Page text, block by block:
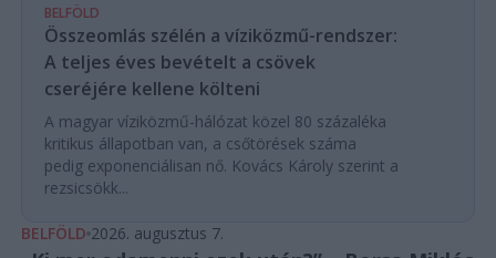
BELFÖLD
Összeomlás szélén a víziközmű-rendszer:
A teljes éves bevételt a csövek
cseréjére kellene költeni
A magyar víziközmű-hálózat közel 80 százaléka
kritikus állapotban van, a csőtörések száma
pedig exponenciálisan nő. Kovács Károly szerint a
rezsicsökk...
BELFÖLD 2026. augusztus 7.